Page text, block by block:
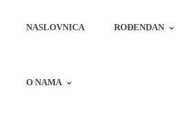
NASLOVNICA ROĐENDAN
O NAMA